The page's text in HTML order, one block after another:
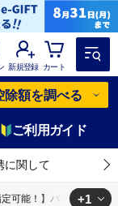
新規登録 カート
除額を調べる
ご利用ガイド
に関して
定可能！】バルーンフラ
+1